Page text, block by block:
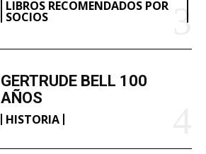
LIBROS RECOMENDADOS POR
SOCIOS
GERTRUDE BELL 100
AÑOS
HISTORIA